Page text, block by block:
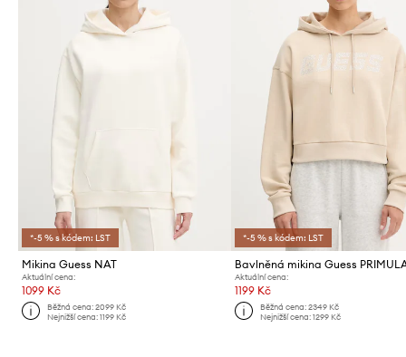
*-5 % s kódem: LST
Mikina Guess NAT
Aktuální cena:
1099 Kč
Běžná cena:2099 Kč
Nejnižší cena:1199 Kč
*-5 % s kódem: LST
Bavlněná mikina Guess
Aktuální cena:
1199 Kč
Běžná cena: 2349 Kč
Nejnižší cena: 1299 Kč